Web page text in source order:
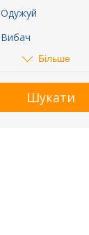
Одужуй
Вибач
Більше
Шукати